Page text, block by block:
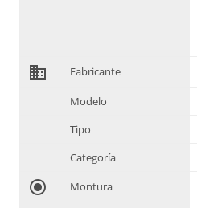
domain Fabricante
Modelo
Tipo
Categoría
radio_button_checked Montura